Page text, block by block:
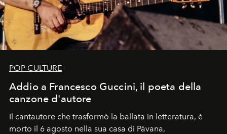
POP CULTURE
Addio a Francesco Guccini, il poeta della
canzone d'autore
Il cantautore che trasformò la ballata in letteratura, è
morto il 6 agosto nella sua casa di Pàvana,